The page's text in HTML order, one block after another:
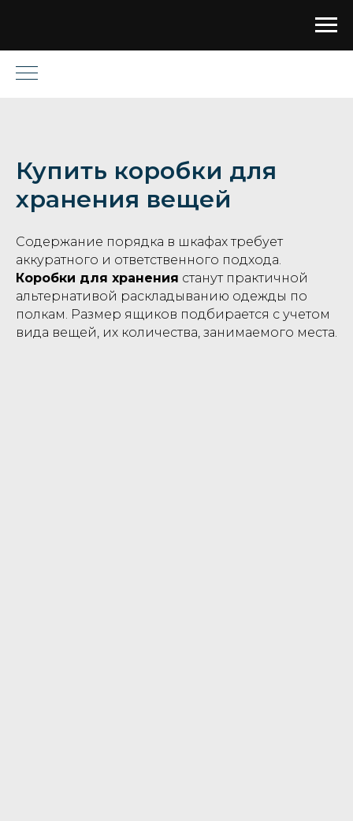
Купить коробки для
хранения вещей
Содержание порядка в шкафах требует
аккуратного и ответственного подхода.
Коробки для хранения станут практичной
альтернативой раскладыванию одежды по
полкам. Размер ящиков подбирается с учетом
вида вещей, их количества, занимаемого места.